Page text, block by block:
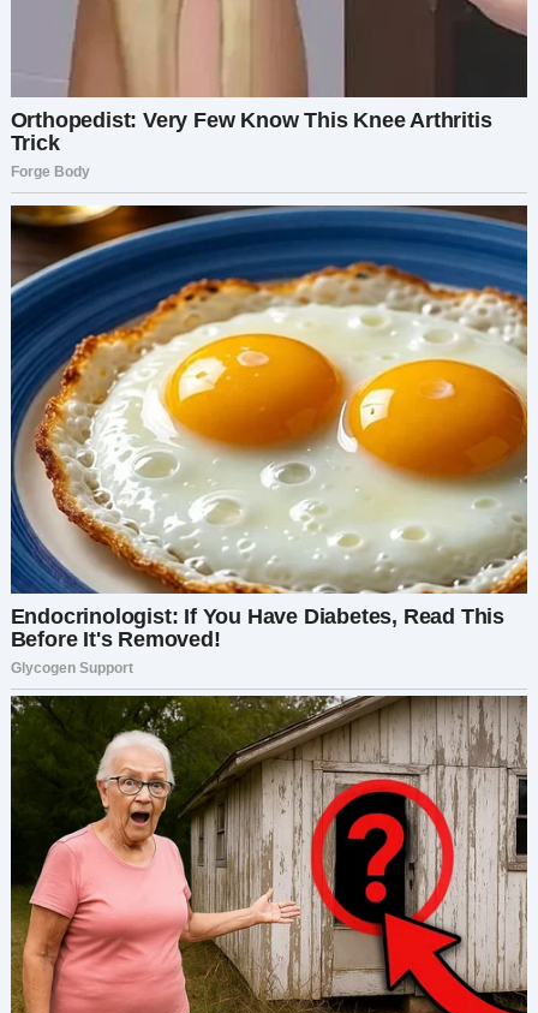
Выражайте свои чувства: Поделитесь со своим
парнем тем, как его действия повлияли на вас
эмоционально. Используйте утверждения типа
«я», чтобы передать свои чувства, не возлагая
на него вину, например, «Я почувствовала себя
обиженной и обманутой, когда узнала о
сфабрикованной ситуации».
Узнайте его точку зрения: Позвольте ему
объяснить свои мотивы и причины,
побудившие его пройти тест. Понимание его
точки зрения может внести ясность и
контекст.
Оцените отношения:
Оцените уровень доверия: Подумайте, можно
ли восстановить доверие и готовы ли обе
стороны работать для достижения этой цели.
Подумайте о совместимости: Определите,
совпадают ли ваши ценности и можете ли вы
представить себе совместное будущее,
несмотря на разрыв доверия.
Обратитесь за профессиональной помощью:
Терапия для пар: Обращение к
лицензированному психотерапевту может
способствовать открытому диалогу и помочь
решить глубинные проблемы, способствующие
возникновению недоверия.
Индивидуальное консультирование: Оба
партнера могут извлечь пользу из
индивидуальных занятий, чтобы проработать
личные неуверенности и выработать более
здоровую динамику отношений.